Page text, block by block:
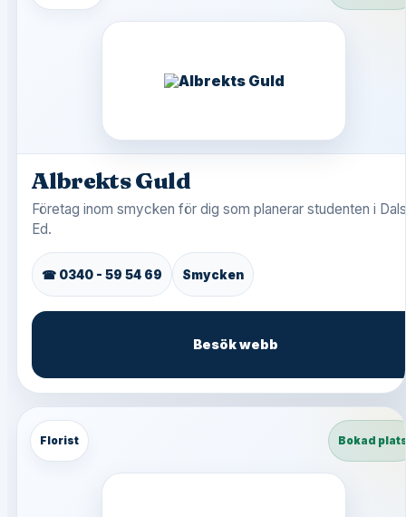
Albrekts Guld
Företag inom smycken för dig som planerar studenten i
Ed.
☎ 0340 - 59 54 69 Smycken
Besök webb
Florist Bokad